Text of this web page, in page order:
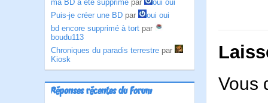
ma BD à été supprimé par
oui oui
Puis-je créer une BD par
oui oui
bd encore supprimé à tort par
boudu113
Chroniques du paradis terrestre par
Kiosk
Réponses récentes du Forum
Vous